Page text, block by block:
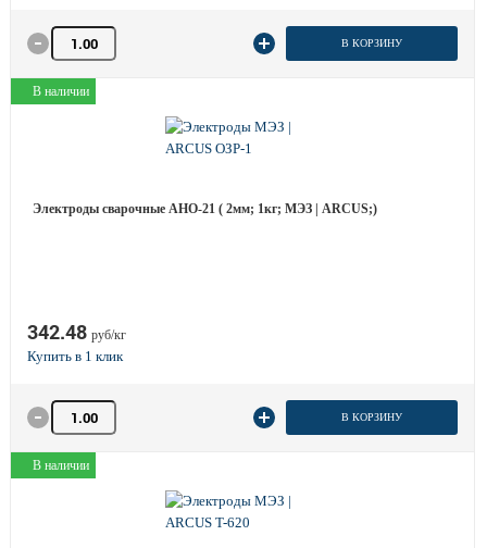
Количество товара В КОРЗИНУ
В наличии
Электроды сварочные АНО-21 ( 2мм; 1кг; МЭЗ | ARCUS;)
342.48 руб/кг
Количество товара В КОРЗИНУ
В наличии